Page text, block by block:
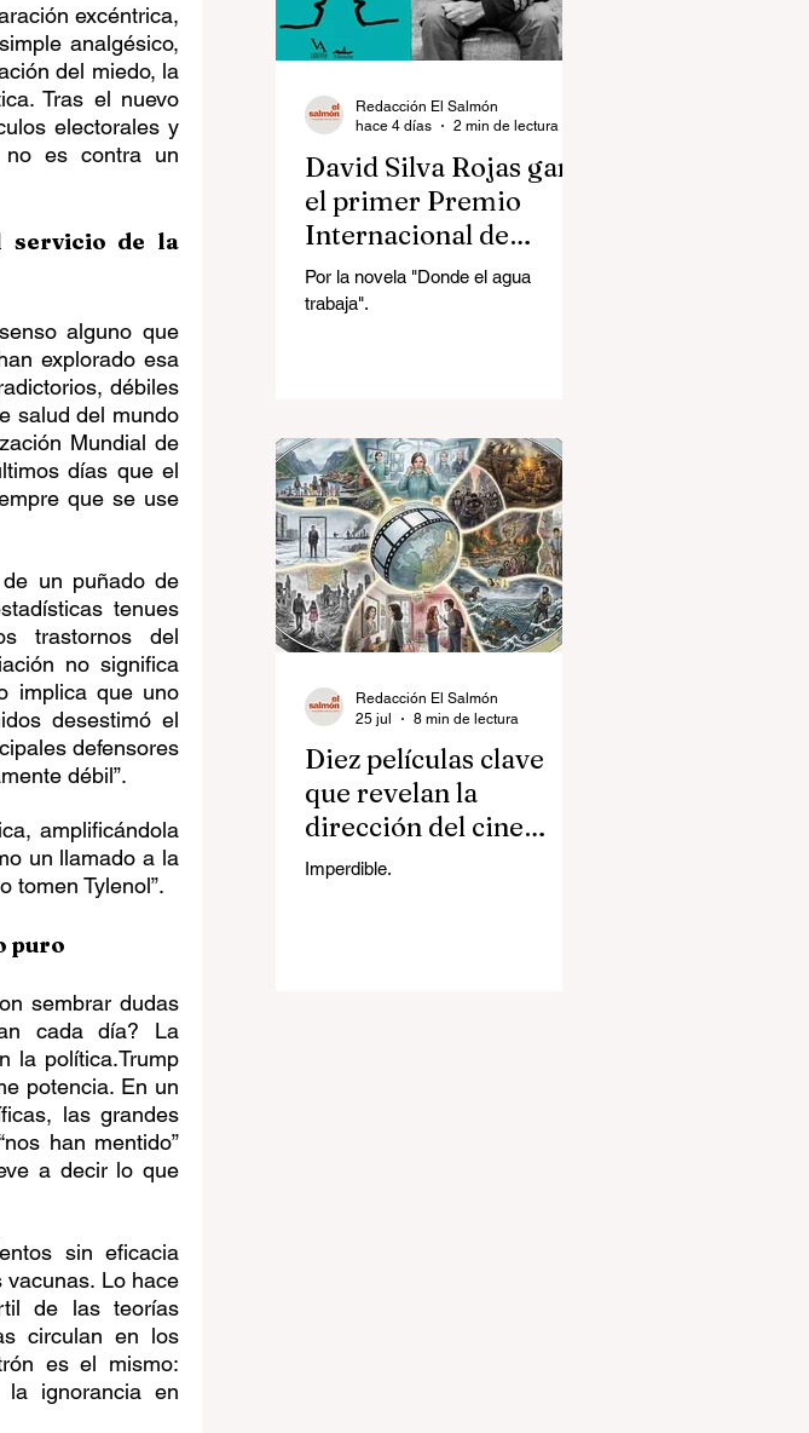
excéntrica,
analgésico,
del miedo, la
Tras el nuevo
electorales y
no es contra un
servicio de la
alguno que
explorado esa
débiles
salud del mundo
Mundial de
días que el
que se use
un puñado de
tenues
trastornos del
no significa
implica que uno
desestimó el
defensores
débil”.
amplificándola
un llamado a la
tomen Tylenol”.
puro
sembrar dudas
cada día? La
la política.Trump
potencia. En un
las grandes
han mentido”
a decir lo que
sin eficacia
Lo hace
de las teorías
circulan en los
es el mismo:
ignorancia en
David Silva Rojas ganó
el primer Premio
Internacional de
Novela Breve Almadía
Ventosa-Arrufat
Por la novela "Donde el agua
trabaja".
Redacción El Salmón
hace 4 días
2 min de lectura
Diez películas clave
que revelan la
dirección del cine
contemporáneo
Imperdible.
Redacción El Salmón
25 jul
8 min de lectura